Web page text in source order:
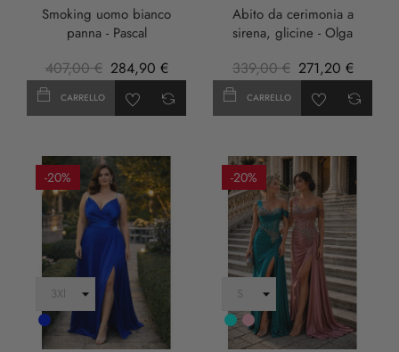
Smoking uomo bianco
panna - Pascal
407,00 € 284,90 €
CARRELLO
Abito da cerimonia a
sirena, glicine - Olga
339,00 € 271,20 €
CARRELLO
-20%
Cobalto
-20%
Turchese
rosa
anticha